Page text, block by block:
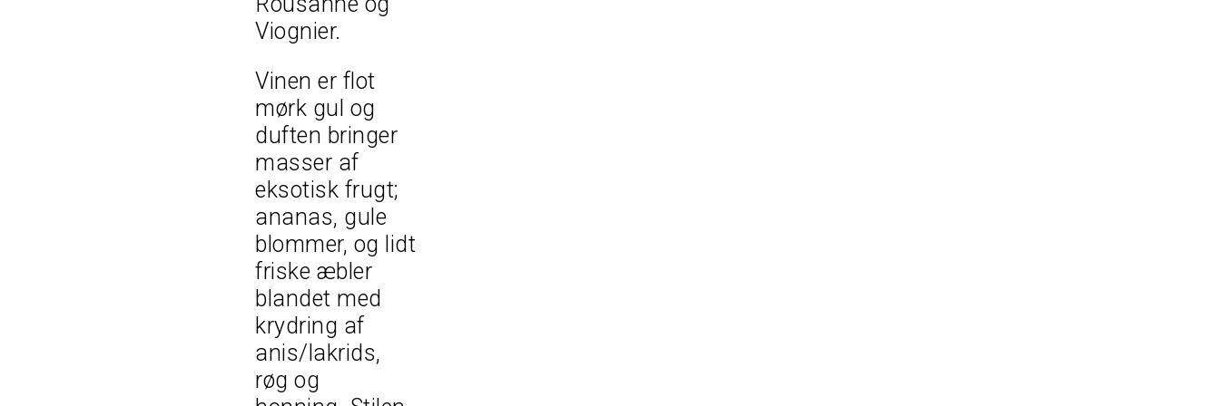
Viognier.
Vinen er flot
mørk gul og
duften bringer
masser af
eksotisk frugt;
ananas, gule
blommer, og lidt
friske æbler
blandet med
krydring af
anis/lakrids,
røg og